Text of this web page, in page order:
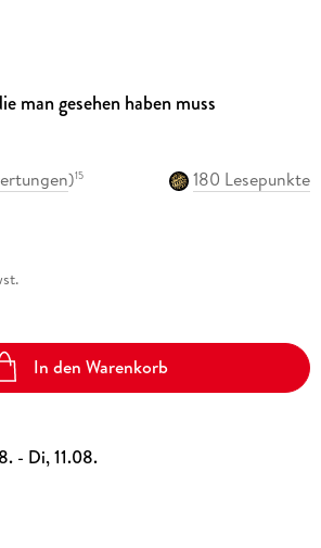
man gesehen haben muss
)15
180 Lesepunkte
In den Warenkorb
- Di, 11.08.